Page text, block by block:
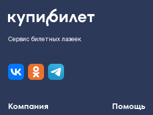
Сервис билетных лазеек
Компания Помощь